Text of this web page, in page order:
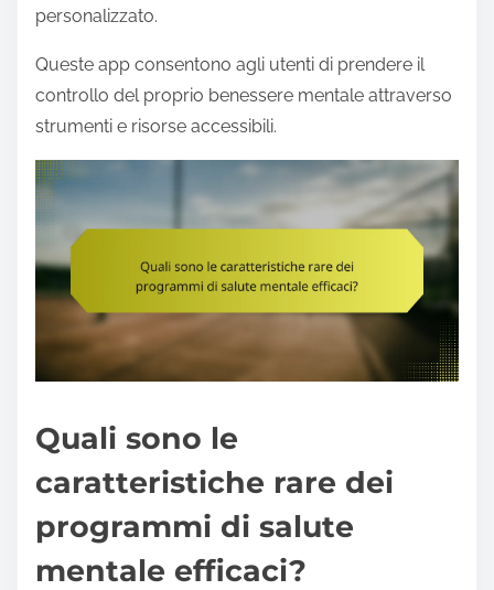
personalizzato.
Queste app consentono agli utenti di prendere il
controllo del proprio benessere mentale attraverso
strumenti e risorse accessibili.
Quali sono le
caratteristiche rare dei
programmi di salute
mentale efficaci?